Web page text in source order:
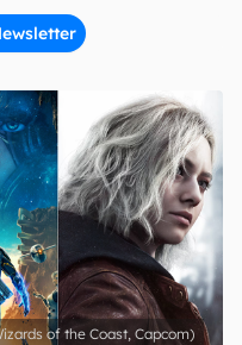
Canaltech.
of the Coast, Capcom)